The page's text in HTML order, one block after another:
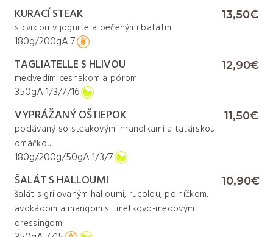
KURACÍ STEAK
s cviklou v jogurte a pečenými batatmi
180g/200gA7
13,50€
TAGLIATELLE S HLIVOU
medvedím cesnakom a pórom
350gA1/3/7/16
12,90€
VYPRÁŽANÝ OŠTIEPOK
podávaný so steakovými hranolkami a tatárskou
omáčkou
180g/200g/50gA1/3/7
11,50€
ŠALÁT S HALLOUMI
šalát s grilovaným halloumi, rucolou, polníčkom,
avokádom a mangom s limetkovo-medovým
dressingom
10,90€
KURACIE NUGETKY
Kuracie nugetky v panko strúhanke, hranolky a
kečup
120g/100g/50g A
PALACINKY S NUTELLOU A BANÁNOM
250g A1/3/7
5,50€
ČOKOLÁDOVÝ FONDÁN
Domáci čokoládový lávový koláčik podávaný so
zmrzlinou
100g A1/3/7
PALACINKA S KARI OMÁČKOU
banánom a mandľovými plátkami
ČOKOLÁDOVÉ SEMIFREDDO
s mandľami a višňami
100g A3/7/8